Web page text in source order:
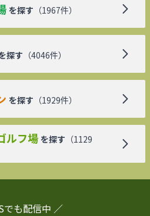
を探す （1967件）
探す （4046件）
を探す （1929件）
ルフ場 を探す （1129
でも配信中 ／